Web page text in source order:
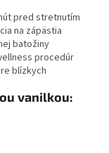
pred stretnutím
na zápästia
batožiny
procedúr
blízkych
vanilkou: